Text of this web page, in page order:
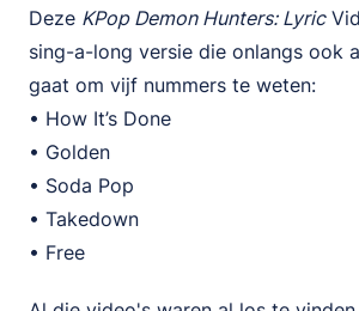
Deze KPop Demon Hunters: Lyric
sing-a-long versie die onlangs ook
gaat om vijf nummers te weten:
• How It’s Done
• Golden
• Soda Pop
• Takedown
• Free